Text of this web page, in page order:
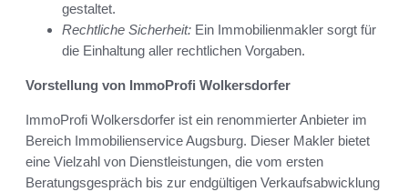
gestaltet.
Rechtliche Sicherheit: Ein Immobilienmakler sorgt für
die Einhaltung aller rechtlichen Vorgaben.
Vorstellung von ImmoProfi Wolkersdorfer
ImmoProfi Wolkersdorfer ist ein renommierter Anbieter im
Bereich Immobilienservice Augsburg. Dieser Makler bietet
eine Vielzahl von Dienstleistungen, die vom ersten
Beratungsgespräch bis zur endgültigen Verkaufsabwicklung